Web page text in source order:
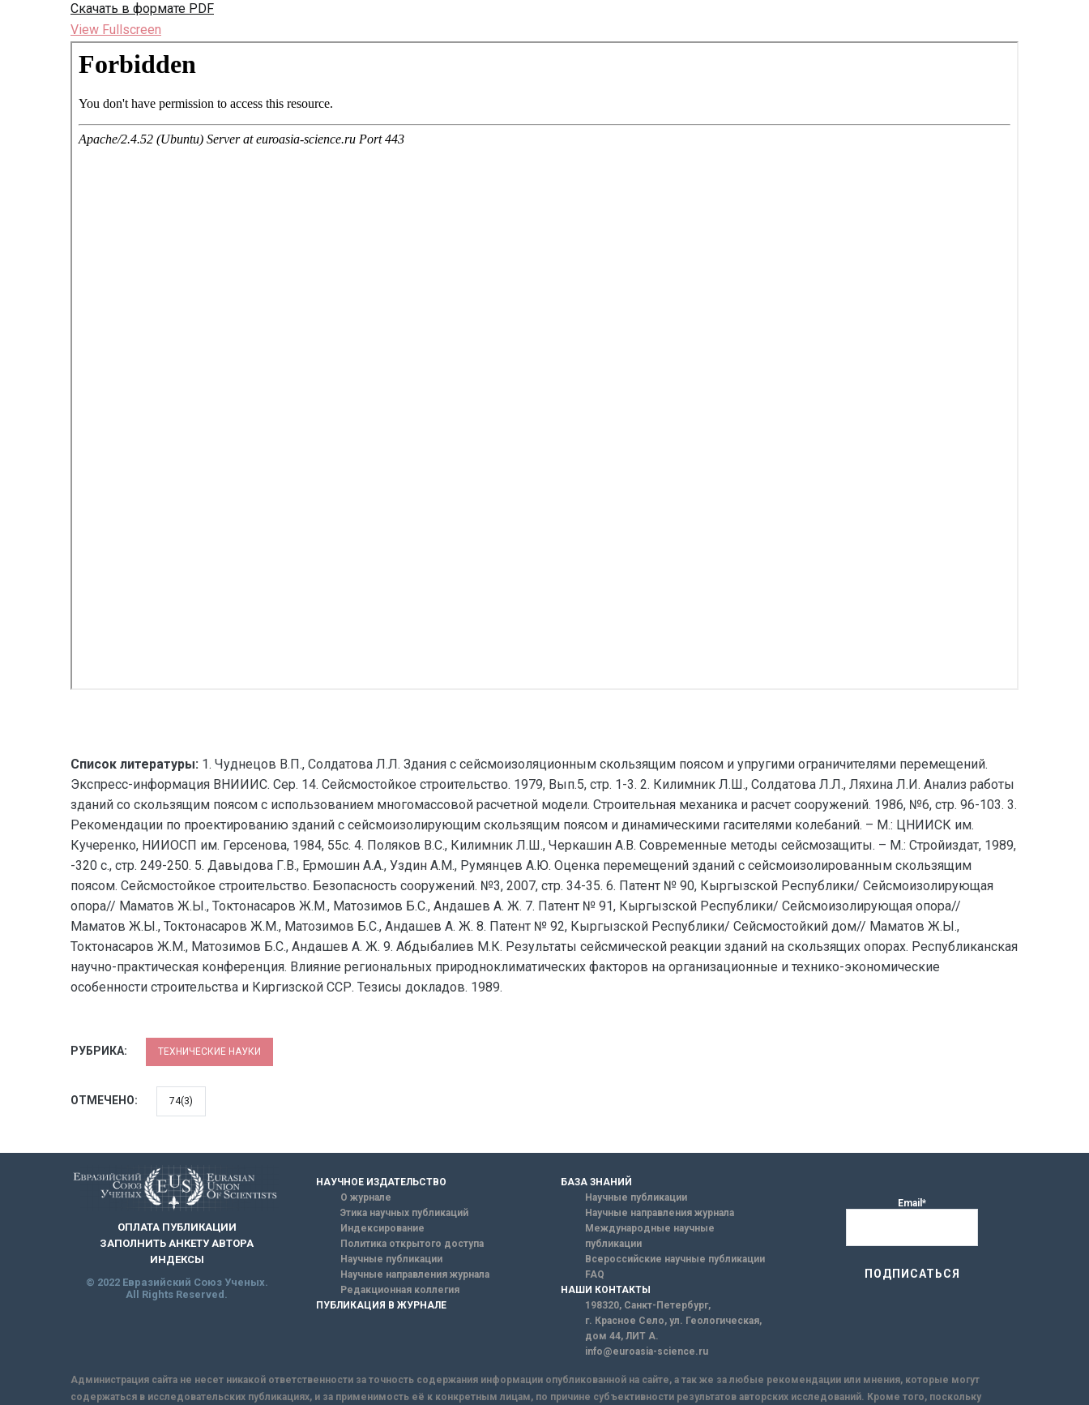
Скачать в формате PDF
View Fullscreen
Перейти
содержимому
Список литературы: 1. Чуднецов В.П., Солдатова Л.Л. Здания с сейсмоизоляционным скользящим поясом и упругими ограничителями перемещений.
Экспресс-информация ВНИИИС. Сер. 14. Сейсмостойкое строительство. 1979, Вып.5, стр. 1-3. 2. Килимник Л.Ш., Солдатова Л.Л., Ляхина Л.И. Анализ работы
зданий со скользящим поясом с использованием многомассовой расчетной модели. Строительная механика и расчет сооружений. 1986, №6, стр. 96-103. 3.
Рекомендации по проектированию зданий с сейсмоизолирующим скользящим поясом и динамическими гасителями колебаний. – М.: ЦНИИСК им.
Кучеренко, НИИОСП им. Герсенова, 1984, 55с. 4. Поляков В.С., Килимник Л.Ш., Черкашин А.В. Современные методы сейсмозащиты. – М.: Стройиздат, 1989,
-320 с., стр. 249-250. 5. Давыдова Г.В., Ермошин А.А., Уздин А.М., Румянцев А.Ю. Оценка перемещений зданий с сейсмоизолированным скользящим
поясом. Сейсмостойкое строительство. Безопасность сооружений. №3, 2007, стр. 34-35. 6. Патент № 90, Кыргызской Республики/ Сейсмоизолирующая
опора// Маматов Ж.Ы., Токтонасаров Ж.М., Матозимов Б.С., Андашев А. Ж. 7. Патент № 91, Кыргызской Республики/ Сейсмоизолирующая опора//
Маматов Ж.Ы., Токтонасаров Ж.М., Матозимов Б.С., Андашев А. Ж. 8. Патент № 92, Кыргызской Республики/ Сейсмостойкий дом// Маматов Ж.Ы.,
Токтонасаров Ж.М., Матозимов Б.С., Андашев А. Ж. 9. Абдыбалиев М.К. Результаты сейсмической реакции зданий на скользящих опорах. Республиканская
научно-практическая конференция. Влияние региональных природноклиматических факторов на организационные и технико-экономические
особенности строительства и Киргизской ССР. Тезисы докладов. 1989.
РУБРИКА: ТЕХНИЧЕСКИЕ НАУКИ
ОТМЕЧЕНО: 74(3)
ОПЛАТА ПУБЛИКАЦИИ
ЗАПОЛНИТЬ АНКЕТУ АВТОРА
ИНДЕКСЫ
© 2022 Евразийский Союз Ученых.
All Rights Reserved.
НАУЧНОЕ ИЗДАТЕЛЬСТВО
О журнале
Этика научных публикаций
Индексирование
Политика открытого доступа
Научные публикации
Научные направления журнала
Редакционная коллегия
ПУБЛИКАЦИЯ В ЖУРНАЛЕ
БАЗА ЗНАНИЙ
Научные публикации
Научные направления журнала
Международные научные
публикации
Всероссийские научные публикации
FAQ
НАШИ КОНТАКТЫ
198320, Санкт-Петербург,
г. Красное Село, ул. Геологическая,
дом 44, ЛИТ А.
info@euroasia-science.ru
Email*
Администрация сайта не несет никакой ответственности за точность содержания информации опубликованной на сайте, а так же за любые рекомендации или мнения, которые могут
содержаться в исследовательских публикациях, и за применимость её к конкретным лицам, по причине субъективности результатов авторских исследований. Кроме того, поскольку